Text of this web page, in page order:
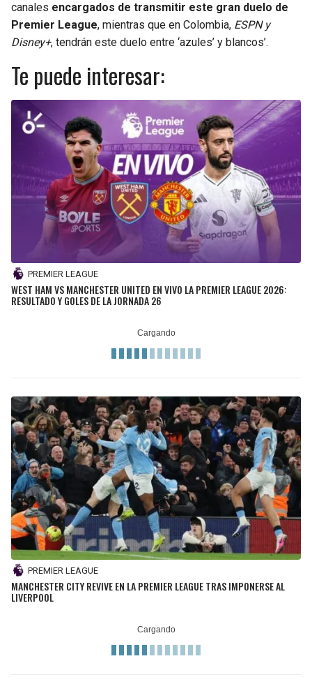
canales encargados de transmitir este gran duelo de
Premier League, mientras que en Colombia, ESPN y
Disney+, tendrán este duelo entre ‘azules’ y blancos’.
Te puede interesar:
PREMIER LEAGUE
WEST HAM VS MANCHESTER UNITED EN VIVO LA PREMIER LEAGUE 2026:
RESULTADO Y GOLES DE LA JORNADA 26
PREMIER LEAGUE
MANCHESTER CITY REVIVE EN LA PREMIER LEAGUE TRAS IMPONERSE AL
LIVERPOOL